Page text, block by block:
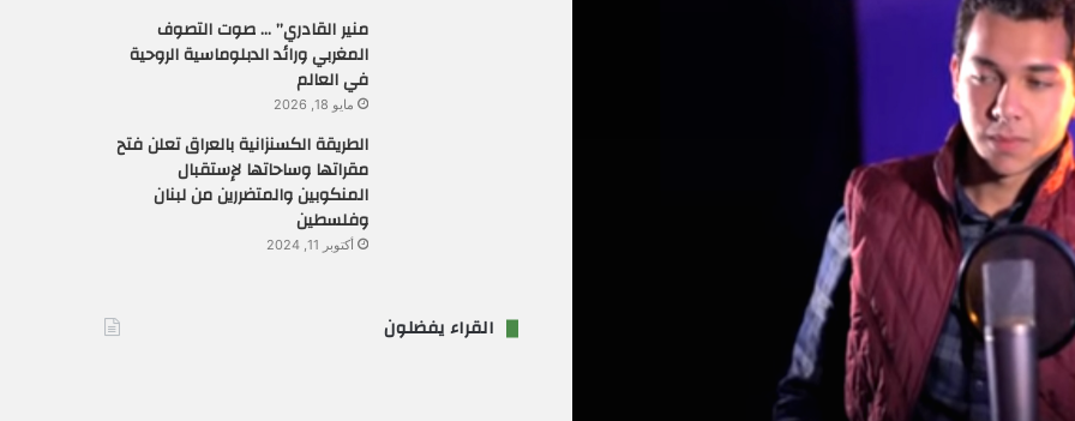
منير القادري” … صوت التصوف
المغربي ورائد الدبلوماسية الروحية
في العالم
مايو 18, 2026
الطريقة الكسنزانية بالعراق تعلن فتح
مقراتها وساحاتها لإستقبال
المنكوبين والمتضررين من لبنان
وفلسطين
أكتوبر 11, 2024
القراء يفضلون